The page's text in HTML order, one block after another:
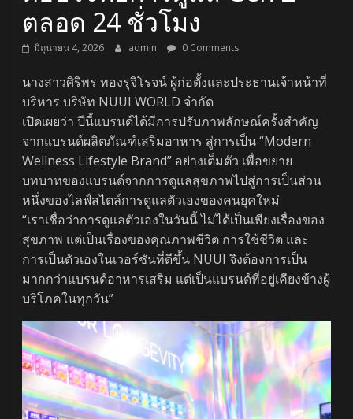
ตลอด 24 ชั่วโมง
มิถุนายน 4, 2026 admin 0 Comments
นางสาวศิริพร ทองรุจิโรจน์ ผู้ก่อตั้งและประธานเจ้าหน้าที่
บริหาร บริษัท NUUI WORLD จำกัด
เปิดเผยว่า ปีนี้แบรนด์ได้มีการปรับภาพลักษณ์ครั้งสำคัญ
จากแบรนด์ผลิตภัณฑ์เสริมอาหาร สู่การเป็น “Modern
Wellness Lifestyle Brand” อย่างเต็มตัว เพื่อขยาย
บทบาทของแบรนด์จากการดูแลสุขภาพไปสู่การเป็นส่วน
หนึ่งของไลฟ์สไตล์การดูแลตัวเองของคนยุคใหม่
“เราเชื่อว่าการดูแลตัวเองในวันนี้ ไม่ได้เป็นเพียงเรื่องของ
สุขภาพ แต่เป็นเรื่องของคุณภาพชีวิต การใช้ชีวิต และ
การเป็นตัวเองในเวอร์ชันที่ดีขึ้น NUUI จึงต้องการเป็น
มากกว่าแบรนด์อาหารเสริม แต่เป็นแบรนด์ที่อยู่เคียงข้างผู้
บริโภคในทุกวัน”